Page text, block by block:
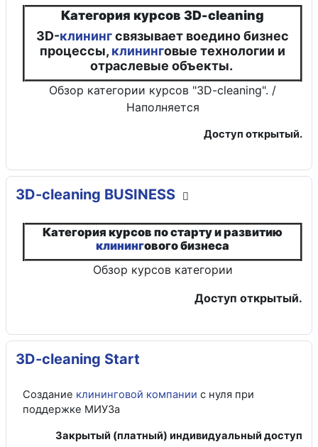
Категория курсов 3D-cleaning
3D-клинингсвязывает воедино бизнес
процессы, клининговые технологии и
отраслевые объекты.
Обзор категории курсов "3D-cleaning". /
Наполняется
Доступ открытый.
3D-cleaning BUSINESS
Категория курсов по старту и развитию
клинингового бизнеса
Обзор курсов категории
Доступ открытый.
3D-cleaning Start
Создание клининговой компании с нуля при
поддержке МИУЗа
Закрытый (платный) индивидуальный доступ